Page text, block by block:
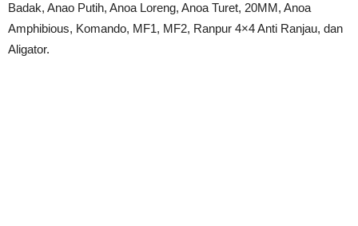
Badak, Anao Putih, Anoa Loreng, Anoa Turet, 20MM, Anoa
Amphibious, Komando, MF1, MF2, Ranpur 4×4 Anti Ranjau, dan
Aligator.